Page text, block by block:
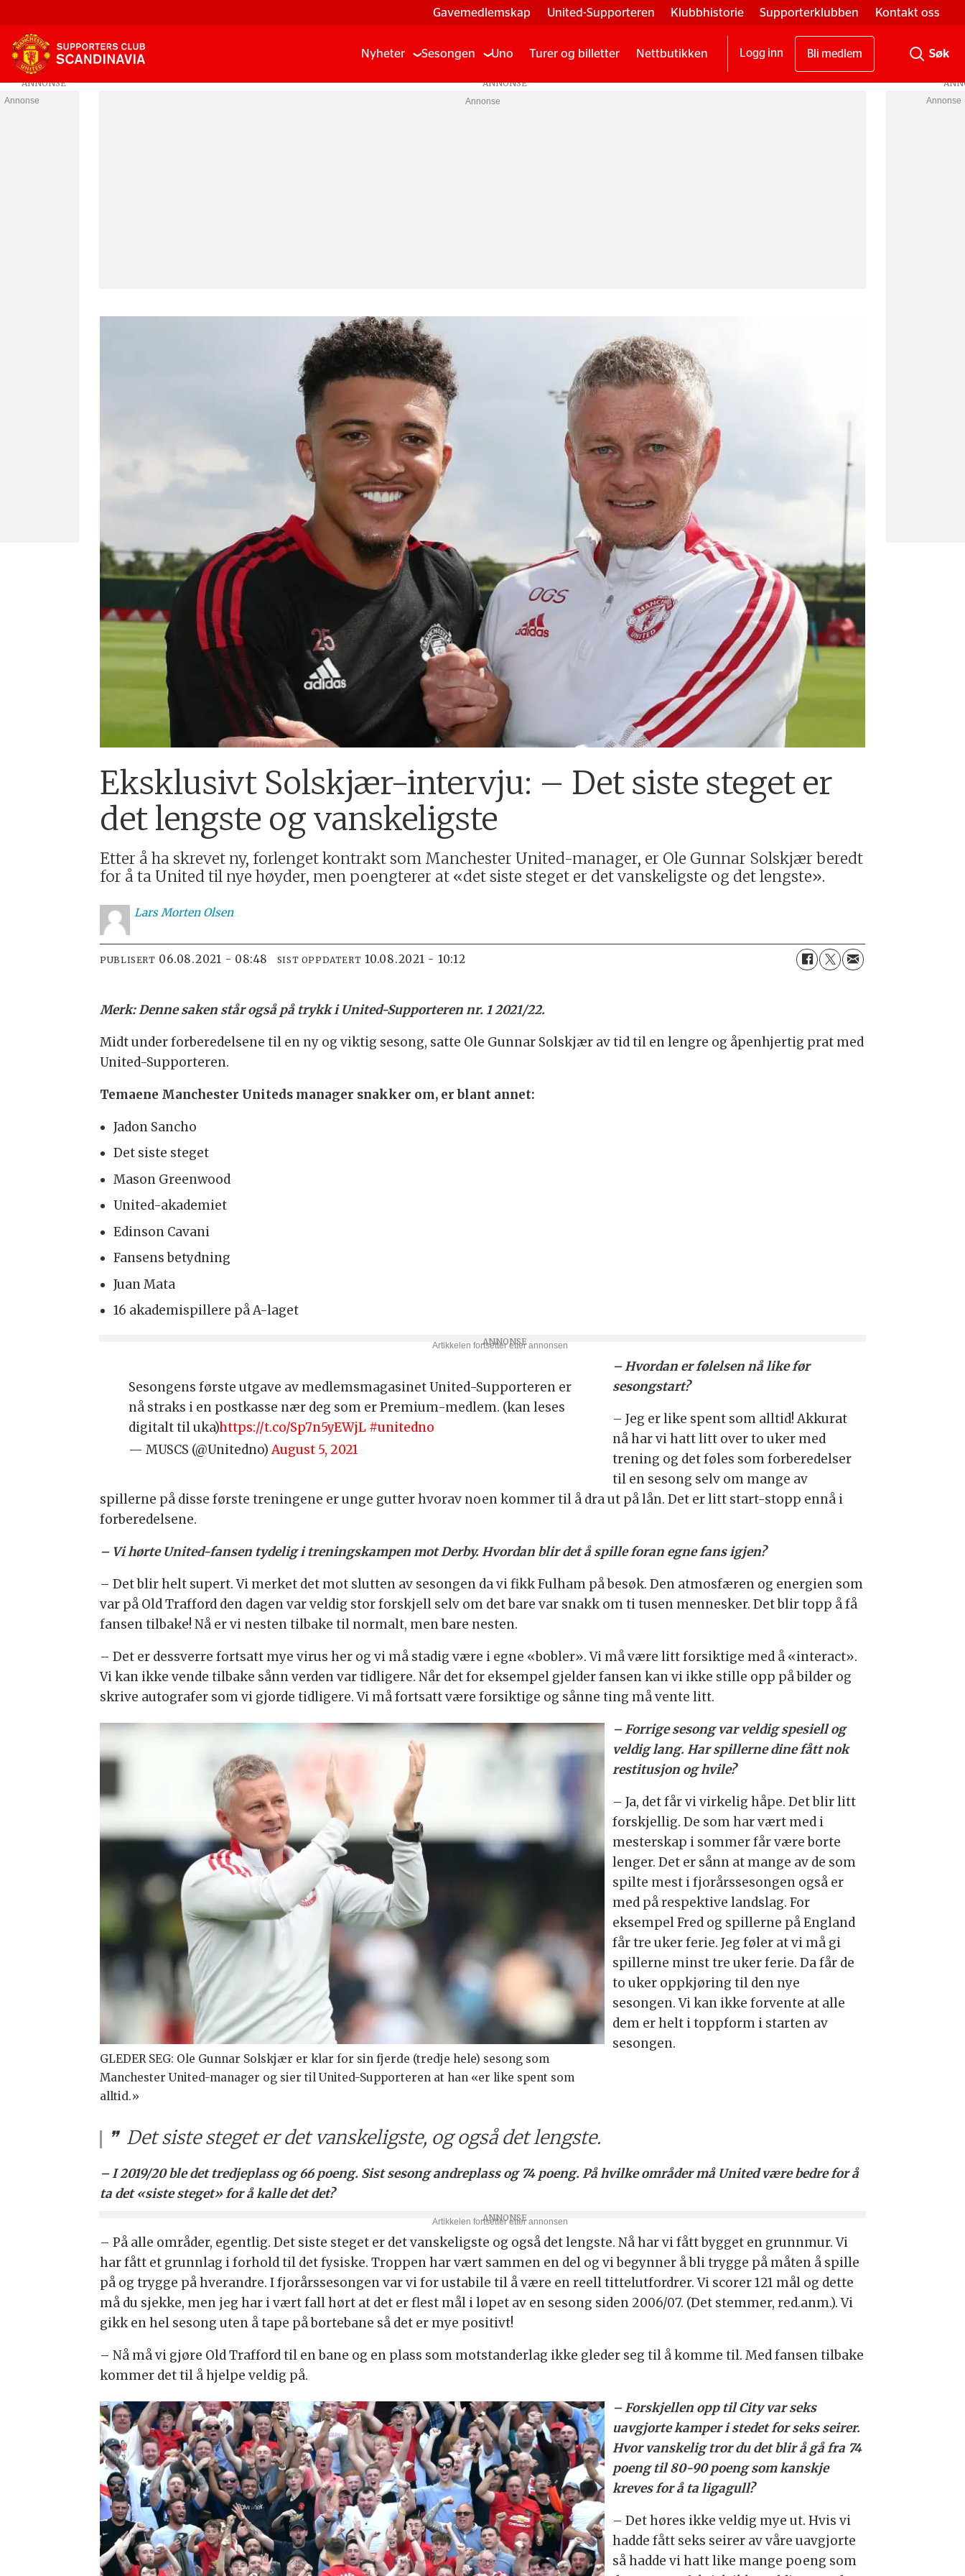
Gavemedlemskap United-Supporteren Klubbhistorie Supporterklubben Kontakt oss
Nyheter Sesongen Uno Turer og billetter Nettbutikken Logg inn Bli medlem
Annonse
Eksklusivt Solskjær-intervju: – Det siste steget er
det lengste og vanskeligste
Etter å ha skrevet ny, forlenget kontrakt som Manchester United-manager, er Ole Gunnar Solskjær beredt
for å ta United til nye høyder, men poengterer at «det siste steget er det vanskeligste og det lengste».
Lars Morten Olsen
PUBLISERT 06.08.2021 - 08:48 SIST OPPDATERT 10.08.2021 - 10:12
Merk: Denne saken står også på trykk i United-Supporteren nr. 1 2021/22.
Midt under forberedelsene til en ny og viktig sesong, satte Ole Gunnar Solskjær av tid til en lengre og åpenhjertig prat med
United-Supporteren.
Temaene Manchester Uniteds manager snakker om, er blant annet:
Jadon Sancho
Det siste steget
Mason Greenwood
United-akademiet
Edinson Cavani
Fansens betydning
Juan Mata
16 akademispillere på A-laget
Sesongens første utgave av medlemsmagasinet United-Supporteren er
nå straks i en postkasse nær deg som er Premium-medlem. (kan leses
digitalt til uka)https://t.co/Sp7n5yEWjL #unitedno
— MUSCS (@Unitedno)August 5, 2021
– Hvordan er følelsen nå like før
sesongstart?
– Jeg er like spent som alltid! Akkurat
nå har vi hatt litt over to uker med
trening og det føles som forberedelser
til en sesong selv om mange av
spillerne på disse første treningene er unge gutter hvorav noen kommer til å dra ut på lån. Det er litt start-stopp ennå i
forberedelsene.
– Vi hørte United-fansen tydelig i treningskampen mot Derby. Hvordan blir det å spille foran egne fans igjen?
– Det blir helt supert. Vi merket det mot slutten av sesongen da vi fikk Fulham på besøk. Den atmosfæren og energien som
var på Old Trafford den dagen var veldig stor forskjell selv om det bare var snakk om ti tusen mennesker. Det blir topp å få
fansen tilbake! Nå er vi nesten tilbake til normalt, men bare nesten.
– Det er dessverre fortsatt mye virus her og vi må stadig være i egne «bobler». Vi må være litt forsiktige med å «interact».
Vi kan ikke vende tilbake sånn verden var tidligere. Når det for eksempel gjelder fansen kan vi ikke stille opp på bilder og
skrive autografer som vi gjorde tidligere. Vi må fortsatt være forsiktige og sånne ting må vente litt.
GLEDER SEG: Ole Gunnar Solskjær er klar for sin fjerde (tredje hele) sesong som
Manchester United-manager og sier til United-Supporteren at han «er like spent som
alltid.»
– Forrige sesong var veldig spesiell og
veldig lang. Har spillerne dine fått nok
restitusjon og hvile?
– Ja, det får vi virkelig håpe. Det blir litt
forskjellig. De som har vært med i
mesterskap i sommer får være borte
lenger. Det er sånn at mange av de som
spilte mest i fjorårssesongen også er
med på respektive landslag. For
eksempel Fred og spillerne på England
får tre uker ferie. Jeg føler at vi må gi
spillerne minst tre uker ferie. Da får de
to uker oppkjøring til den nye
sesongen. Vi kan ikke forvente at alle
dem er helt i toppform i starten av
sesongen.
Det siste steget er det vanskeligste, og også det lengste.
– I 2019/20 ble det tredjeplass og 66 poeng. Sist sesong andreplass og 74 poeng. På hvilke områder må United være bedre for å
ta det «siste steget» for å kalle det det?
– På alle områder, egentlig. Det siste steget er det vanskeligste og også det lengste. Nå har vi fått bygget en grunnmur. Vi
har fått et grunnlag i forhold til det fysiske. Troppen har vært sammen en del og vi begynner å bli trygge på måten å spille
på og trygge på hverandre. I fjorårssesongen var vi for ustabile til å være en reell tittelutfordrer. Vi scorer 121 mål og dette
må du sjekke, men jeg har i vært fall hørt at det er flest mål i løpet av en sesong siden 2006/07. (Det stemmer, red.anm.). Vi
gikk en hel sesong uten å tape på bortebane så det er mye positivt!
– Nå må vi gjøre Old Trafford til en bane og en plass som motstanderlag ikke gleder seg til å komme til. Med fansen tilbake
kommer det til å hjelpe veldig på.
– Forskjellen opp til City var seks
uavgjorte kamper i stedet for seks seirer.
Hvor vanskelig tror du det blir å gå fra 74
poeng til 80-90 poeng som kanskje
kreves for å ta ligagull?
– Det høres ikke veldig mye ut. Hvis vi
hadde fått seks seirer av våre uavgjorte
så hadde vi hatt like mange poeng som
Annonse Annonse